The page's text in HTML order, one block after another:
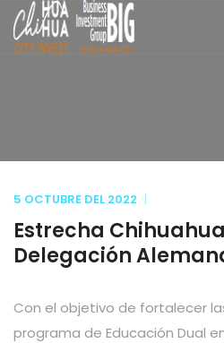
5 OCTUBRE DEL 2022
Estrecha
Delegación
Con el objetivo de fortalecer
programa de Educación Dual